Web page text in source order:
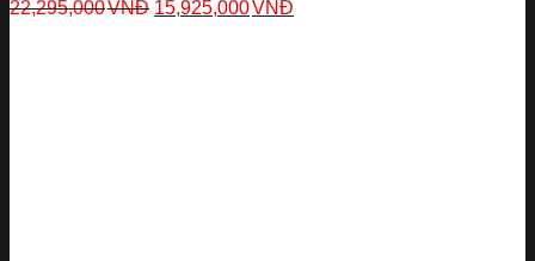
22,295,000VNĐ 15,925,000VNĐ